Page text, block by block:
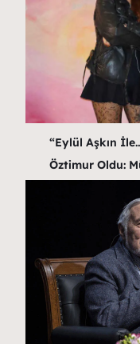
“Eylül Aşkın
Öztimur Oldu: